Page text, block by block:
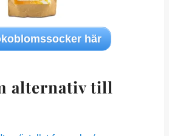
här
alternativ till